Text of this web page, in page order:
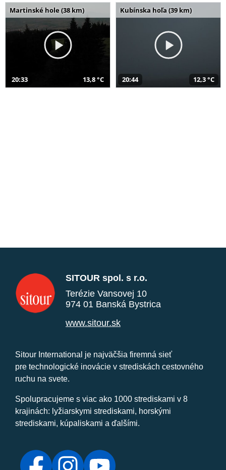
Martinské hole (38 km)
20:33 13,8 °C
Kubínska hoľa (39 km)
20:44 12,3 °C
SITOUR spol. s r.o.
Terézie Vansovej 10
974 01 Banská Bystrica
www.sitour.sk
Sitour International je najväčšia firemná sieť
pre technologické inovácie v strediskách cestovného
ruchu na svete.
Spolupracujeme s viac ako 1000 strediskami v 8
krajinách: lyžiarskymi strediskami, horskými
strediskami, kúpaliskami a ďalšími.